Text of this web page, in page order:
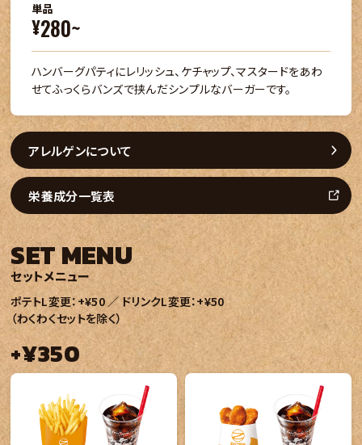
単品
¥280~
ハンバーグパティにレリッシュ、ケチャップ、マスタードをあわ
せてふっくらバンズで挟んだシンプルなバーガーです。
アレルゲンについて
栄養成分一覧表
SET MENU
セットメニュー
ポテトL変更：+¥50 ／ ドリンクL変更：+¥50
（わくわくセットを除く）
+¥350